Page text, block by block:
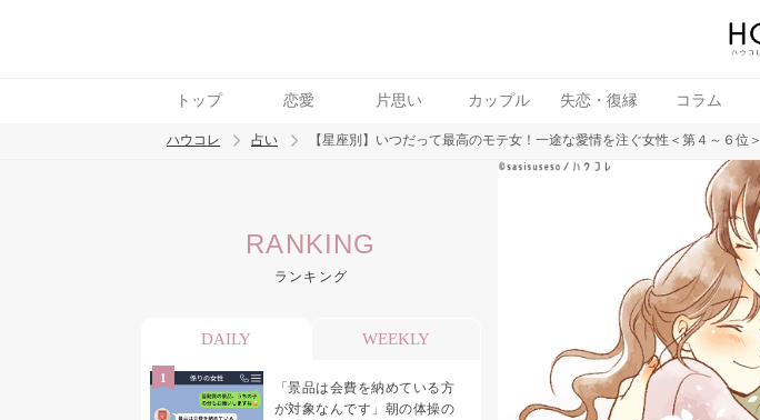
トップ 恋愛 片思い カップル 失恋・復縁 コラム
トレンド ワード
ハウコレ 占い 【星座別】いつだって最高のモテ女！一途な愛情を注ぐ女性＜第４～６位＞
RANKING
ランキング
DAILY WEEKLY
「景品は会費を納めている方
が対象なんです」朝の体操の